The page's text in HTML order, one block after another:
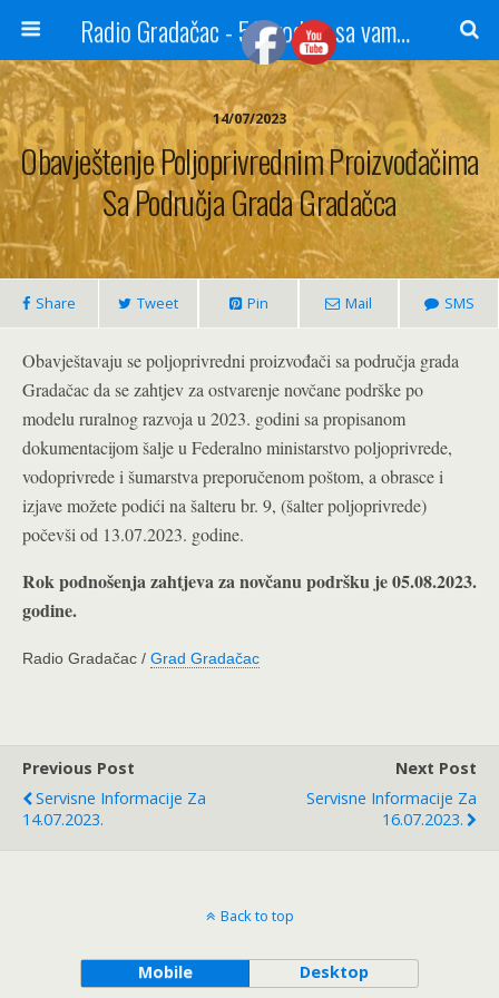
Radio Gradačac - 56 godina sa vama...
14/07/2023
Obavještenje Poljoprivrednim Proizvođačima
Sa Područja Grada Gradačca
Share Tweet Pin Mail SMS
Obavještavaju se poljoprivredni proizvođači sa područja grada
Gradačac da se zahtjev za ostvarenje novčane podrške po
modelu ruralnog razvoja u 2023. godini sa propisanom
dokumentacijom šalje u Federalno ministarstvo poljoprivrede,
vodoprivrede i šumarstva preporučenom poštom, a obrasce i
izjave možete podići na šalteru br. 9, (šalter poljoprivrede)
počevši od 13.07.2023. godine.
Rok podnošenja zahtjeva za novčanu podršku je 05.08.2023.
godine.
Radio Gradačac / Grad Gradačac
Previous Post
Servisne Informacije Za
14.07.2023.
Next Post
Servisne Informacije Za
16.07.2023.
Back to top
Mobile Desktop